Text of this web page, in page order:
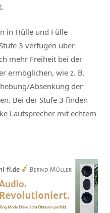
in Hülle und Fülle
3 verfügen über
mehr Freiheit bei der
ermöglichen, wie z. B.
Absenkung der
Bei der Stufe 3 finden
Lautsprecher mit echtem